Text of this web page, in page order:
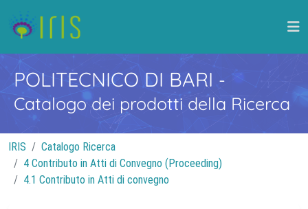
POLITECNICO DI BARI -
Catalogo dei prodotti della Ricerca
IRIS
Catalogo Ricerca
4 Contributo in Atti di Convegno (Proceeding)
4.1 Contributo in Atti di convegno